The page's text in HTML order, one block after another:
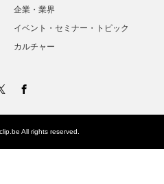
企業・業界
イベント・セミナー・トピック
カルチャー
All rights reserved.